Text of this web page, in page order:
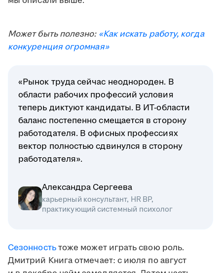
Может быть полезно: «Как искать работу, когда
конкуренция огромная»
«Рынок труда сейчас неоднороден. В
области рабочих профессий условия
теперь диктуют кандидаты. В ИТ-области
баланс постепенно смещается в сторону
работодателя. В офисных профессиях
вектор полностью сдвинулся в сторону
работодателя».
Александра Сергеева
карьерный консультант, HR BP,
практикующий системный психолог
Сезонностьтоже может играть свою роль.
Дмитрий Книга отмечает: с июля по август